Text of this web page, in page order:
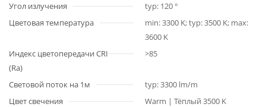
Угол излучения
typ: 120 °
Цветовая температура
min: 3300 K; typ: 3500 K; max:
3600 K
Индекс цветопередачи CRI
(Ra)
>85
Световой поток на 1м
typ: 3300 lm/m
Цвет свечения
Warm | Тёплый 3500 K